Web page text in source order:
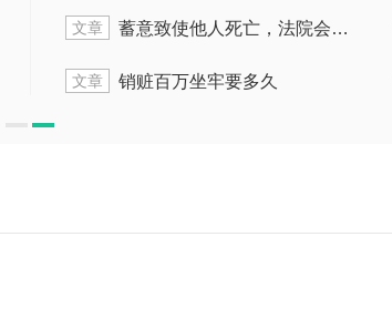
文章 蓄意致使他人死亡，法院会怎么量刑
文章 销赃百万坐牢要多久